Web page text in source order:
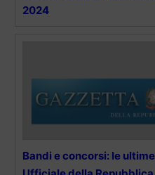
2024
Bandi e concorsi: le